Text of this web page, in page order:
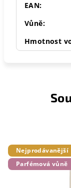
EAN:
Vůně:
Hmotnost
Nejprodávanější
Parfémová vůně